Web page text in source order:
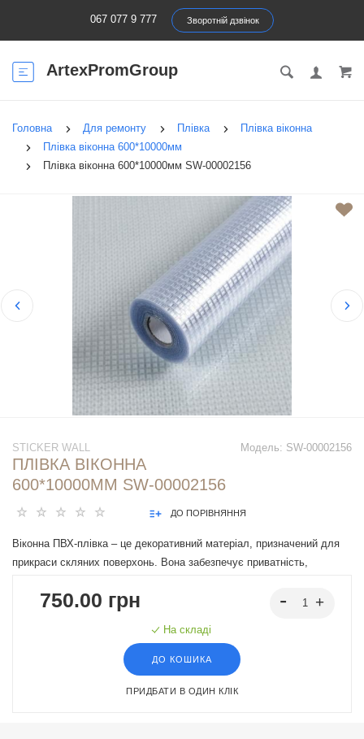
067 077 9 777 Зворотній дзвінок
ArtexPromGroup
Головна Для ремонту Плівка
Плівка віконна
Плівка віконна 600*10000мм
Плівка віконна 600*10000мм SW-00002156
Модель: SW-00002156
STICKER WALL
ПЛІВКА ВІКОННА
600*10000ММ SW-00002156
ДО ПОРІВНЯННЯ
Віконна ПВХ-плівка – це декоративний матеріал, призначений для
прикраси скляних поверхонь. Вона забезпечує приватність,
естетичної привабливості вашому інтер'єру. Легко наноситься на
обмежуючи видимість через скло.
750.00 грн
На складі
ДО КОШИКА
ПРИДБАТИ В ОДИН КЛІК